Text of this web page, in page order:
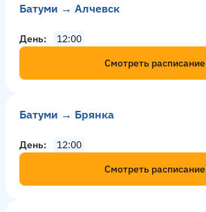
Батуми → Алчевск
День
12:00
Смотреть расписание
Батуми → Брянка
День
12:00
Смотреть расписание